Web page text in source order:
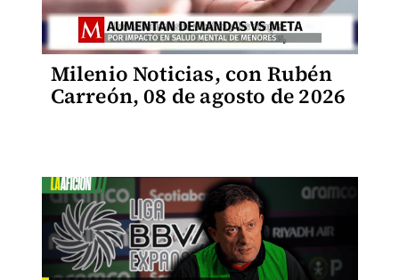
Milenio Noticias, con Rubén
Carreón, 08 de agosto de 2026